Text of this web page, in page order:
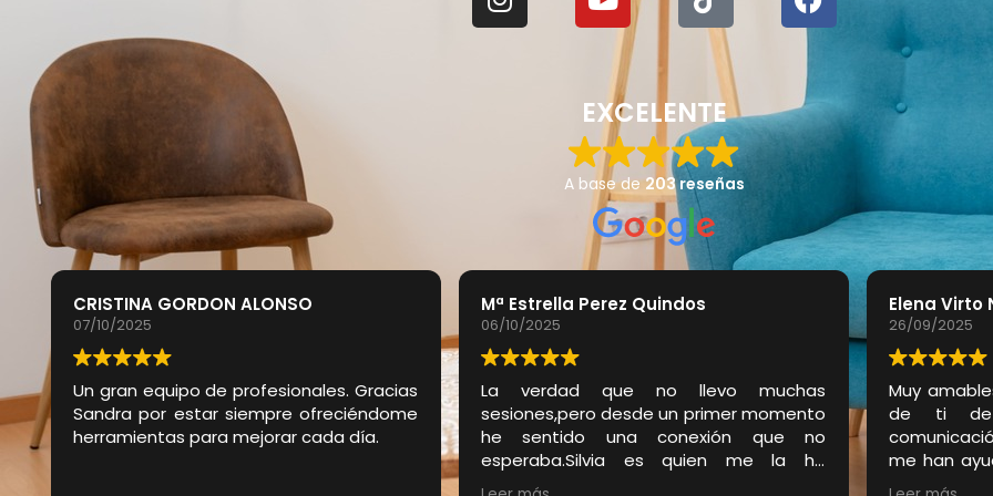
EXCELENTE
A base de203 reseñas
CRISTINA GORDON ALONSO
07/10/2025
Un gran equipo de profesionales. Gracias
Sandra por estar siempre ofreciéndome
herramientas para mejorar cada día.
Mª Estrella Perez Quindos
06/10/2025
La verdad que no llevo muchas
sesiones,pero desde un primer momento
he sentido una conexión que no
esperaba.Silvia es quien me la ha
transmitido y la agradezco de corazón
Elena Virto
26/09/2025
Muy
de ti de
me han